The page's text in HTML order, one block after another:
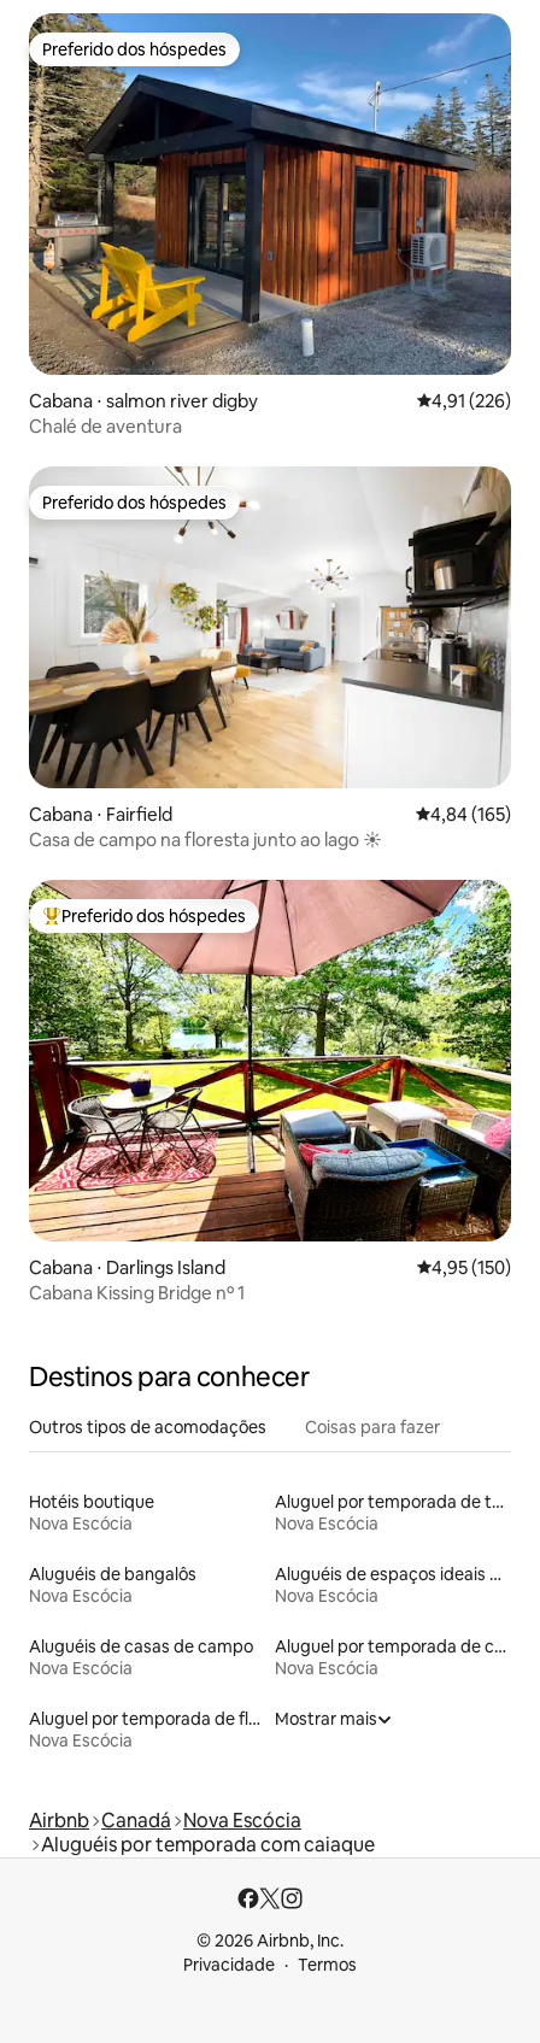
Preferido dos hóspedes
Preferido dos hóspedes
Cabana ⋅ salmon river digby 4,91 de uma
4,91 (226)
Chalé de aventura
Preferido dos hóspedes
Preferido dos hóspedes
Cabana ⋅ Fairfield 4,84 de uma
4,84 (165)
Casa de campo na floresta junto ao lago ☀️
Entre os melhores preferidos dos hóspedes
Preferido dos hóspedes
Cabana ⋅ Darlings Island 4,95 de uma
4,95 (150)
Cabana Kissing Bridge nº 1
Destinos para conhecer
Outros tipos de acomodações Coisas para fazer
Hotéis boutique
Nova Escócia
Aluguel por temporada de tendas
Nova Escócia
Aluguéis de bangalôs
Nova Escócia
Aluguéis de espaços ideais para famílias
Nova Escócia
Aluguéis de casas de campo
Nova Escócia
Aluguel por temporada de castelos
Nova Escócia
Aluguel por temporada de flats
Nova Escócia
Mostrar mais
Airbnb Canadá Nova Escócia
Aluguéis por temporada com caiaque
© 2026 Airbnb, Inc.
Privacidade
Termos